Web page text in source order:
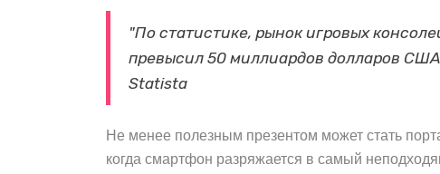
"По статистике, рынок игровых
превысил 50 миллиардов долларов
Statista
Не менее полезным презентом может стать
когда смартфон разряжается в самый